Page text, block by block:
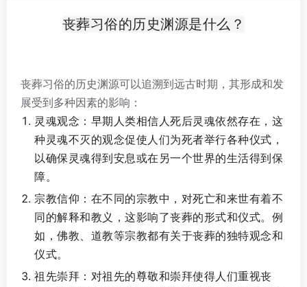
丧葬习俗的历史渊源是什么？
丧葬习俗的历史渊源可以追溯到远古时期，其形成和发
展受到多种因素的影响：
灵魂观念：早期人类相信人死后灵魂依然存在，这
种灵魂不灭的观念促使人们为死者举行各种仪式，
以确保灵魂得到安息或在另一个世界的生活得到保
障。
宗教信仰：在不同的宗教中，对死亡和来世有着不
同的解释和教义，这影响了丧葬的形式和仪式。例
如，佛教、道教等宗教都有关于丧葬的独特观念和
仪式。
祖先崇拜：对祖先的尊敬和崇拜使得人们重视丧